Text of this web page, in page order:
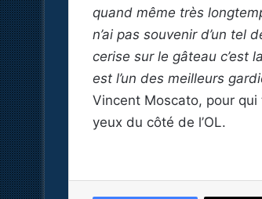
quand même très
n’ai pas souvenir d’un tel
cerise sur le gâteau c’est
est l’un des meilleurs
Vincent Moscato, pour
yeux du côté de l’OL.